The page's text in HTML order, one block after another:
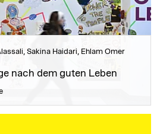
Sakina Haidari, Ehlam Omer
nach dem guten Leben